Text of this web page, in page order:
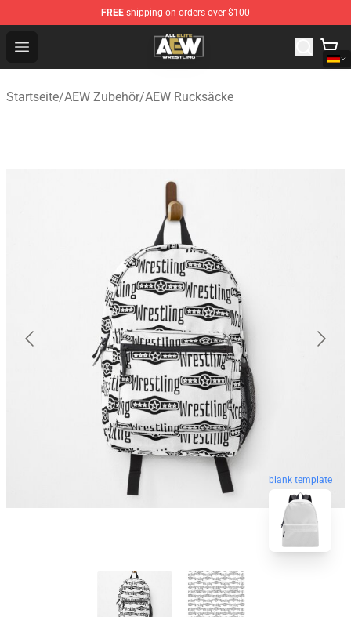
FREE shipping on orders over $100
Open menu
Aew Shop ⚡️ Official Aew Merchandise Store
Startseite/AEW Zubehör/AEW Rucksäcke
blank template